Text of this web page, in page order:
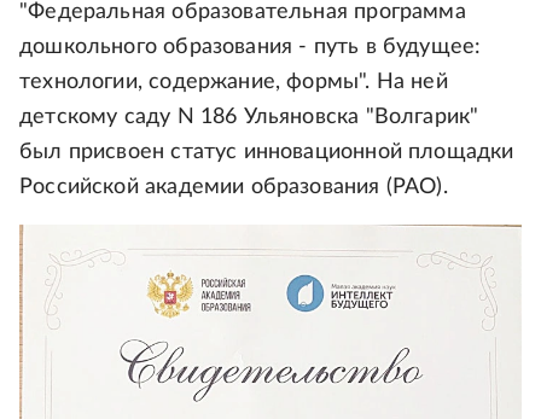
"Федеральная образовательная программа
дошкольного образования - путь в будущее:
технологии, содержание, формы". На ней
детскому саду N 186 Ульяновска "Волгарик"
был присвоен статус инновационной площадки
Российской академии образования (РАО).